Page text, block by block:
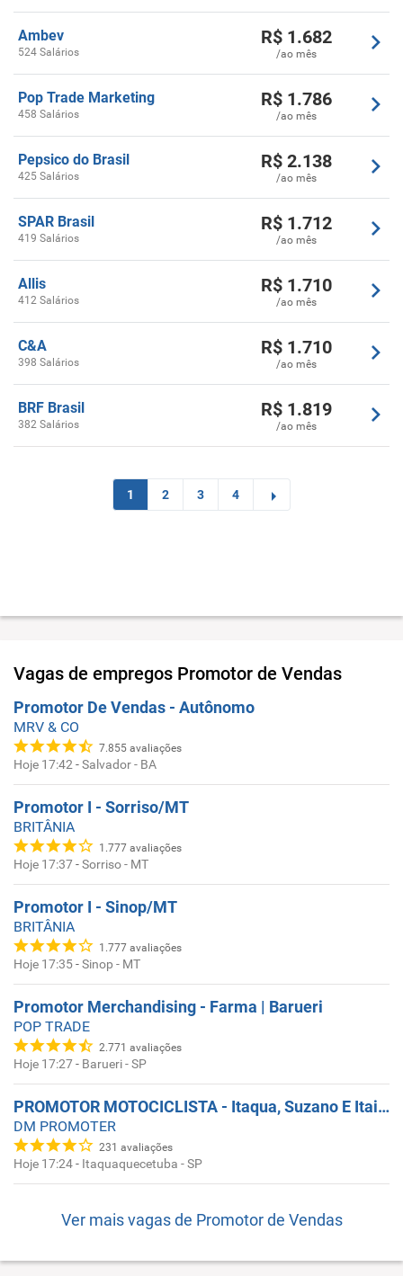
Ambev
524 Salários
R$1.682
/ao mês
Pop Trade Marketing
458 Salários
R$1.786
/ao mês
Pepsico do Brasil
425 Salários
R$2.138
/ao mês
SPAR Brasil
419 Salários
R$1.712
/ao mês
Allis
412 Salários
R$1.710
/ao mês
C&A
398 Salários
R$1.710
/ao mês
BRF Brasil
382 Salários
R$1.819
/ao mês
1 2 3 4
Vagas de empregos Promotor de Vendas
Promotor De Vendas - Autônomo
MRV & CO
7.855 avaliações
Hoje 17:42-Salvador - BA
Promotor I - Sorriso/MT
BRITÂNIA
1.777 avaliações
Hoje 17:37-Sorriso - MT
Promotor I - Sinop/MT
BRITÂNIA
1.777 avaliações
Hoje 17:35-Sinop - MT
Promotor Merchandising - Farma | Barueri
POP TRADE
2.771 avaliações
Hoje 17:27- Barueri - SP
PROMOTOR MOTOCICLISTA - Itaqua, Suzano E Itaim/SP
DM PROMOTER
231 avaliações
Hoje 17:24- Itaquaquecetuba - SP
Ver mais vagas de Promotor de Vendas